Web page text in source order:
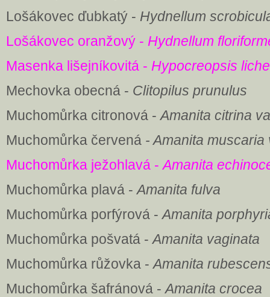
Lošákovec ďubkatý - Hydnellum
Lošákovec oranžový - Hydnellum
Masenka lišejníkovitá - Hypocreopsis
Mechovka obecná - Clitopilus prunulus
Muchomůrka citronová -Amanita citrina
Muchomůrka červená - Amanita muscaria
Muchomůrka ježohlavá -Amanita
Muchomůrka plavá -Amanita fulva
Muchomůrka porfýrová -Amanita
Muchomůrka pošvatá -Amanita vaginata
Muchomůrka růžovka -Amanita
Muchomůrka šafránová -Amanita crocea